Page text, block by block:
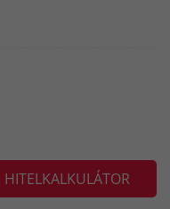
HITELKALKULÁTOR